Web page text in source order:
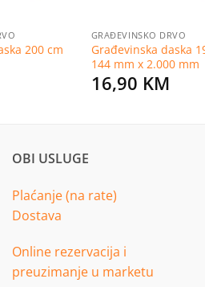
200 cm
GRAĐEVINSKO DRVO
Građevinska daska
144 mm x 2.000 mm
16,90 KM
OBI USLUGE
Plaćanje (na rate)
Dostava
Online rezervacija i
preuzimanje u marketu